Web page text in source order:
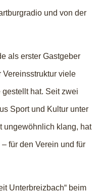
und von der
als erster Gastgeber
viele
hat. Seit zwei
Sport und Kultur unter
ungewöhnlich klang, hat
für den Verein und für
Unterbreizbach“ beim